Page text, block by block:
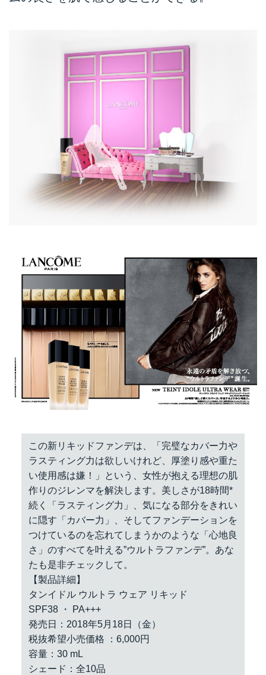
この新リキッドファンデは、「完璧なカバー力や
ラスティング力は欲しいけれど、厚塗り感や重た
い使用感は嫌！」という、女性が抱える理想の肌
作りのジレンマを解決します。美しさが18時間*
続く「ラスティング力」、気になる部分をきれい
に隠す「カバー力」、そしてファンデーションを
つけているのを忘れてしまうかのような「心地良
さ」のすべてを叶える”ウルトラファンデ”。あな
たも是非チェックして。
【製品詳細】
タンイドル ウルトラ ウェア リキッド
SPF38 ・ PA+++
発売日：2018年5月18日（金）
税抜希望小売価格 ：6,000円
容量：30 mL
シェード：全10品